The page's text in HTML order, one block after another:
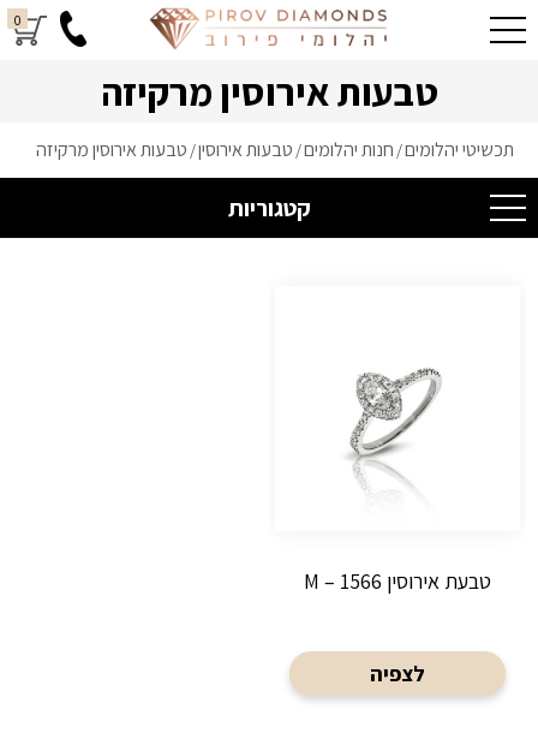
0
טבעות אירוסין מרקיזה
תכשיטי יהלומים/ חנות יהלומים/ טבעות אירוסין/ טבעות אירוסין מרקיזה
קטגוריות
טבעת אירוסין M – 1566
לצפיה